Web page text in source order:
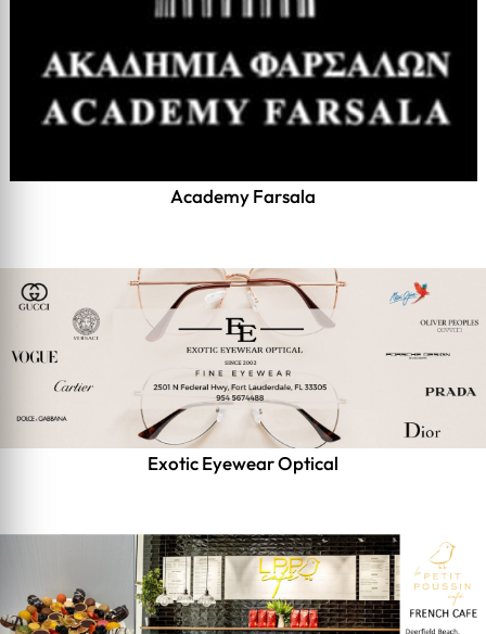
Academy Farsala
Exotic Eyewear Optical